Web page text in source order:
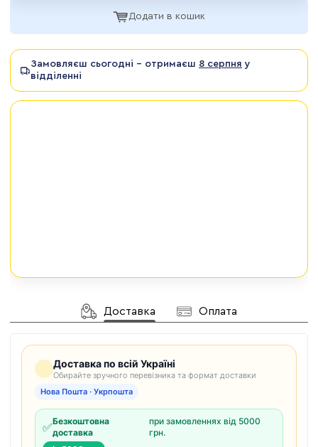
Додати в кошик
Замовляєш сьогодні - отримаєш 8 серпня у
відділенні
Доставка Оплата
Доставка по всій Україні
Обирайте зручного перевізника та формат доставки
Нова Пошта · Укрпошта
✅Безкоштовна
доставка
при замовленнях від 5000
грн.